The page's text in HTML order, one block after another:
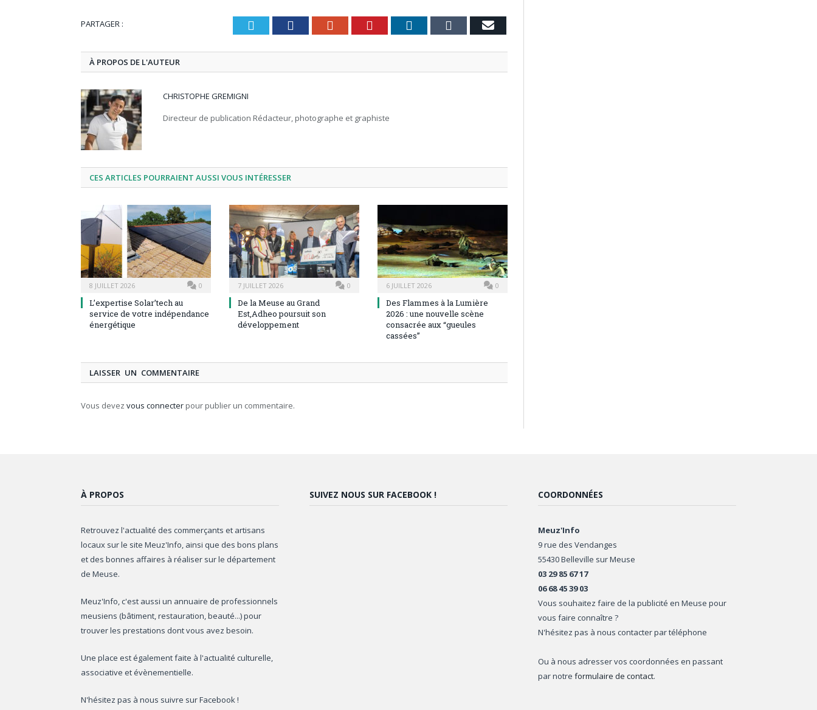
PARTAGER : TwitterFacebookGoogle+Pinterest
LinkedInTumblrEmail
À PROPOS DE L'AUTEUR
CHRISTOPHE GREMIGNI
Directeur de publication Rédacteur, photographe et graphiste
CES ARTICLES POURRAIENT AUSSI VOUS INTÉRESSER
8 JUILLET 2026 0
L’expertise Solar’tech au
service de votre indépendance
énergétique
7 JUILLET 2026 0
De la Meuse au Grand
Est,Adheo poursuit son
développement
6 JUILLET 2026 0
Des Flammes à la Lumière
2026 : une nouvelle scène
consacrée aux “gueules
cassées”
LAISSER UN COMMENTAIRE
Vous devez vous connecter pour publier un commentaire.
À PROPOS
Retrouvez l'actualité des commerçants et artisans
locaux sur le site Meuz'Info, ainsi que des bons plans
et des bonnes affaires à réaliser sur le département
de Meuse.
Meuz'Info, c'est aussi un annuaire de professionnels
meusiens (bâtiment, restauration, beauté...) pour
trouver les prestations dont vous avez besoin.
Une place est également faite à l'actualité culturelle,
associative et évènementielle.
N'hésitez pas à nous suivre sur Facebook !
SUIVEZ NOUS SUR FACEBOOK ! COORDONNÉES
Meuz'Info
9 rue des Vendanges
55430 Belleville sur Meuse
03 29 85 67 17
06 68 45 39 03
Vous souhaitez faire de la publicité en Meuse pour
vous faire connaître ?
N'hésitez pas à nous contacter par téléphone
Ou à nous adresser vos coordonnées en passant
par notre formulaire de contact.